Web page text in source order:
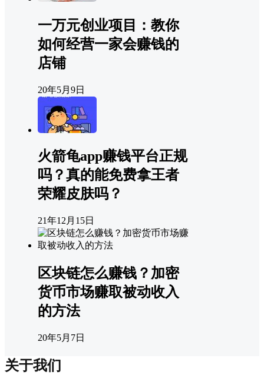
一万元创业项目：教你
如何经营一家会赚钱的
店铺
20年5月9日
火箭龟app赚钱平台正规
吗？真的能免费拿王者
荣耀皮肤吗？
21年12月15日
区块链怎么赚钱？加密
货币市场赚取被动收入
的方法
20年5月7日
关于我们